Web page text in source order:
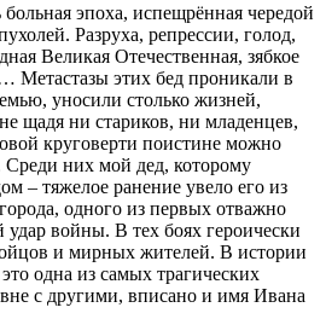
эпоха, испещрённая чередой
Разруха, репрессии, голод,
Великая Отечественная, зябкое
Метастазы этих бед проникали в
уносили столько жизней,
щадя ни стариков, ни младенцев,
круговерти поистине можно
Среди них мой дед, которому
– тяжелое ранение увело его из
одного из первых отважно
удар войны. В тех боях героически
и мирных жителей. В истории
одна из самых трагических
с другими, вписано и имя Ивана